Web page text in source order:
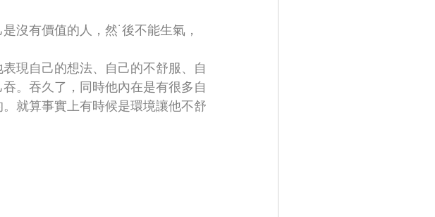
沒有價值的人，然˙後不能生氣，
現自己的想法、自己的不舒服、自
。吞久了，同時他內在是有很多自
就算事實上有時候是環境讓他不舒